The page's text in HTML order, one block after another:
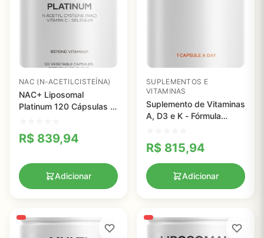
NAC (N-ACETILCISTEÍNA)
NAC+ Liposomal
Platinum 120 Cápsulas -
Codeage
R$ 839,94
Adicionar
SUPLEMENTOS E
VITAMINAS
Suplemento de Vitaminas
A, D3 e K - Fórmula
R$ 815,94
Adicionar